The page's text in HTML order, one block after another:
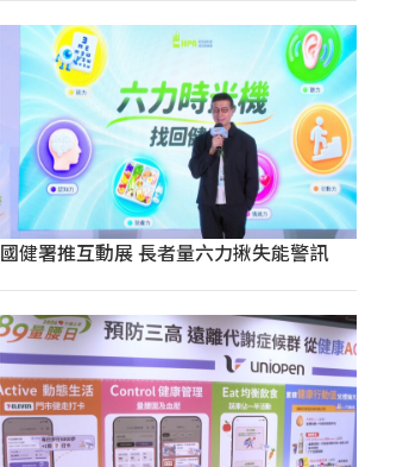
國健署推互動展 長者量六力揪失能警訊